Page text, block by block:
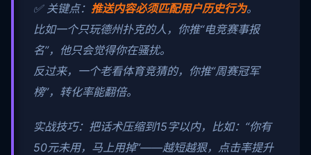
✅ 关键点： 推送内容必须匹配用户历史行为。
比如一个只玩德州扑克的人，你推“电竞赛事报
名”，他只会觉得你在骚扰。
反过来，一个老看体育竞猜的，你推“周赛冠军
榜”，转化率能翻倍。
实战技巧：把话术压缩到15字以内，比如：“你有
50元未用，马上用掉”——越短越狠，点击率提升